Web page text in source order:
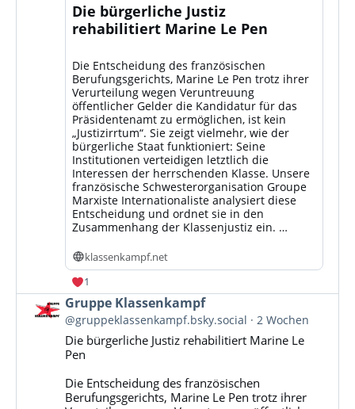
Die bürgerliche Justiz
rehabilitiert Marine Le Pen
Die Entscheidung des französischen
Berufungsgerichts, Marine Le Pen trotz ihrer
Verurteilung wegen Veruntreuung
öffentlicher Gelder die Kandidatur für das
Präsidentenamt zu ermöglichen, ist kein
„Justizirrtum“. Sie zeigt vielmehr, wie der
bürgerliche Staat funktioniert: Seine
Institutionen verteidigen letztlich die
Interessen der herrschenden Klasse. Unsere
französische Schwesterorganisation Groupe
Marxiste Internationaliste analysiert diese
Entscheidung und ordnet sie in den
Zusammenhang der Klassenjustiz ein. …
klassenkampf.net
1
Beitrag
von
Gruppe
Klassenkampf
Bluesky
ansehen
Gruppe Klassenkampf
@gruppeklassenkampf.bsky.social 2 Wochen
Die bürgerliche Justiz rehabilitiert Marine Le
Pen
Die Entscheidung des französischen
Berufungsgerichts, Marine Le Pen trotz ihrer